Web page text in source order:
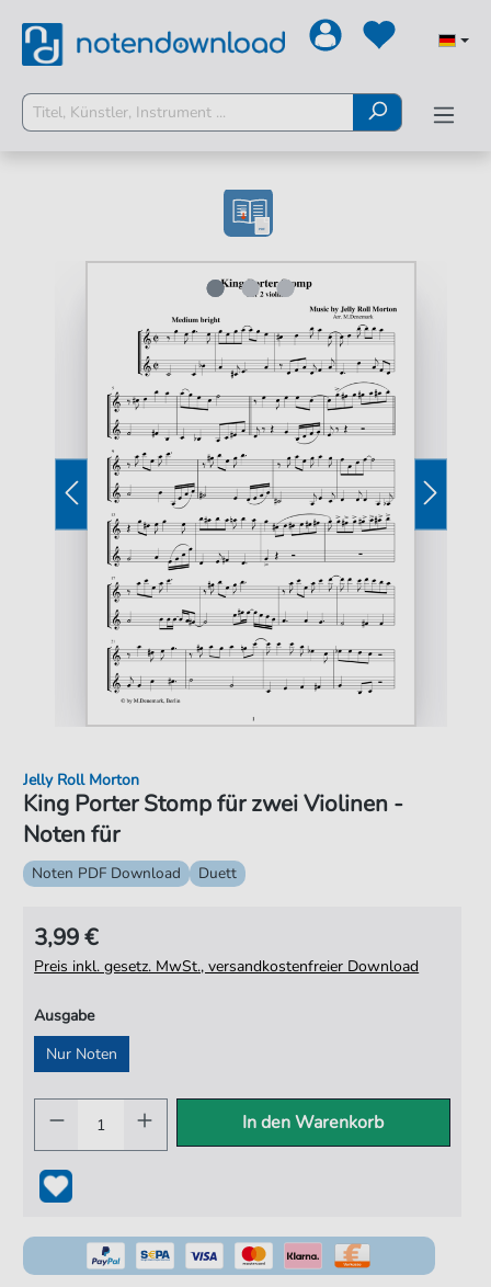
King Porter Stomp für zwei Violinen -
Noten für
Jelly Roll Morton
Noten PDF Download Duett
3,99 €
Preis inkl. gesetz. MwSt., versandkostenfreier Download
Ausgabe
Nur Noten
In den Warenkorb